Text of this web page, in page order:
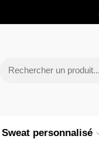
Sweat personnalisé